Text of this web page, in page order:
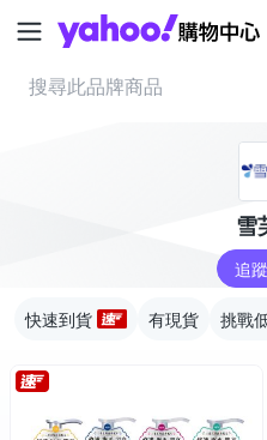
雪
追
快速到貨 有現貨 挑戰